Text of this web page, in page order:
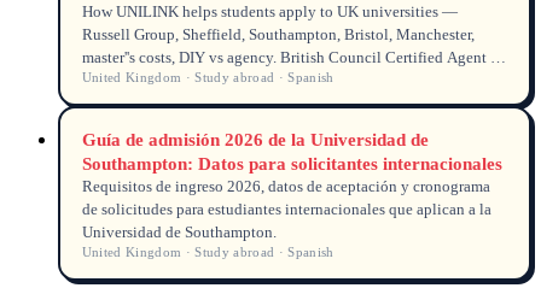
How UNILINK helps students apply to UK universities —
Russell Group, Sheffield, Southampton, Bristol, Manchester,
master''s costs, DIY vs agency. British Council Certified Agent &
Counsellor (Member 122466).
United Kingdom · Study abroad · Spanish
Guía de admisión 2026 de la Universidad de
Southampton: Datos para solicitantes internacionales
Requisitos de ingreso 2026, datos de aceptación y cronograma
de solicitudes para estudiantes internacionales que aplican a la
Universidad de Southampton.
United Kingdom · Study abroad · Spanish